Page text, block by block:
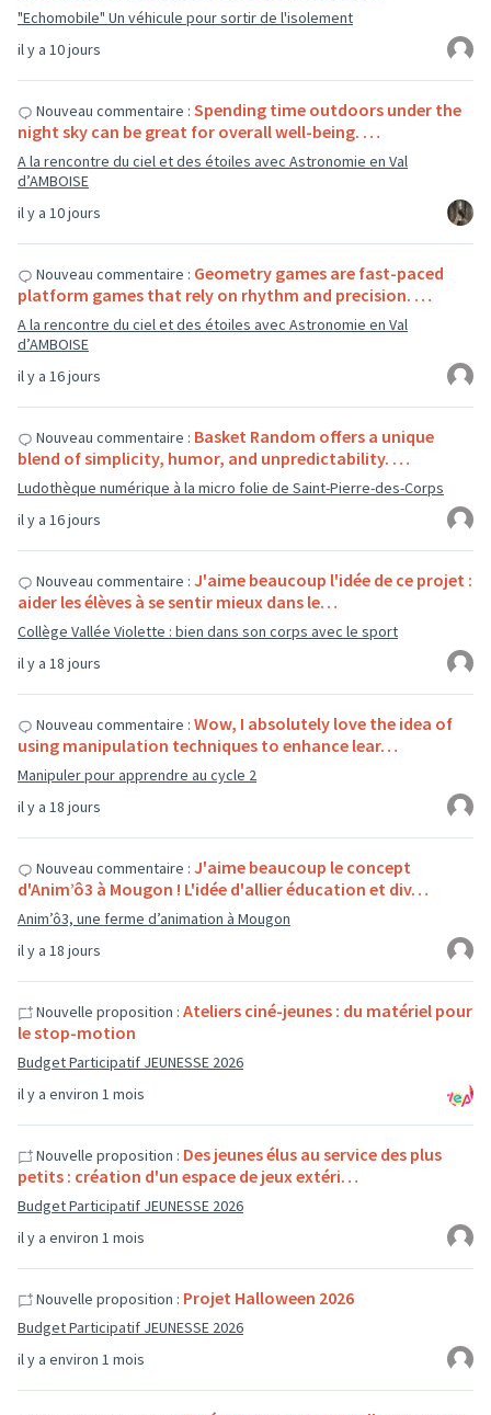
il y a 10 jours
"Echomobile" Un véhicule pour sortir de l'isolement
il y a 10 jours
Nouveau commentaire : Spending time outdoors under the
night sky can be great for overall well-being. …
A la rencontre du ciel et des étoiles avec Astronomie en Val
d’AMBOISE
il y a 16 jours
Nouveau commentaire : Geometry games are fast-paced
platform games that rely on rhythm and precision. …
A la rencontre du ciel et des étoiles avec Astronomie en Val
d’AMBOISE
il y a 16 jours
Nouveau commentaire : Basket Random offers a unique
blend of simplicity, humor, and unpredictability. …
Ludothèque numérique à la micro folie de Saint-Pierre-des-Corps
il y a 18 jours
Nouveau commentaire : J'aime beaucoup l'idée de ce projet :
aider les élèves à se sentir mieux dans le…
Collège Vallée Violette : bien dans son corps avec le sport
il y a 18 jours
Nouveau commentaire : Wow, I absolutely love the idea of
using manipulation techniques to enhance lear…
Manipuler pour apprendre au cycle 2
il y a 18 jours
Nouveau commentaire : J'aime beaucoup le concept
d'Anim’ô3 à Mougon ! L'idée d'allier éducation et div…
Anim’ô3, une ferme d’animation à Mougon
il y a environ 1 mois
Nouvelle proposition : Ateliers ciné-jeunes : du matériel pour
le stop-motion
Budget Participatif JEUNESSE 2026
il y a environ 1 mois
Nouvelle proposition : Des jeunes élus au service des plus
petits : création d'un espace de jeux extéri…
Budget Participatif JEUNESSE 2026
il y a environ 1 mois
Nouvelle proposition : Projet Halloween 2026
Budget Participatif JEUNESSE 2026